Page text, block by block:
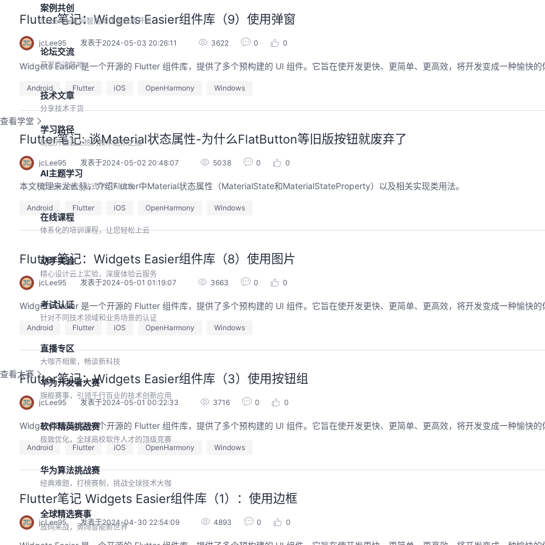
案例共创
CodeArts代码智能体优秀应用开发
论坛交流
开发交流阵地
技术文章
分享技术干货
查看学堂
学习路径
助您开启云上热门技术进阶之旅
AI主题学习
助力开发者一站式学习AI技术
在线课程
体系化的培训课程，让您轻松上云
动手实验
精心设计云上实验，深度体验云服务
考试认证
针对不同技术领域和业务场景的认证
直播专区
大咖齐相聚，畅谈新科技
查看大赛
华为开发者大赛
旗舰赛事，引领千行百业的技术创新应用
软件精英挑战赛
极致优化，全球高校软件人才的顶级竞赛
华为算法挑战赛
经典难题，打榜赛制，挑战全球技术大咖
全球精选赛事
放码来战，勇闯智能新世界
Flutter笔记：Widgets Easier组件库（9）使用弹窗
jcLee95 发表于2024-05-03 20:26:11 3622 0 0
Widgets Easier 是一个开源的 Flutter 组件库，提供了多个预构建的 UI 组件。它旨在使开发更快、更简单、更高效，将开发变成一种愉快的
Android Flutter iOS OpenHarmony Windows
Flutter笔记: 谈Material状态属性-为什么FlatButton等旧版按钮就废弃了
jcLee95 发表于2024-05-02 20:48:07 5038 0 0
本文梳理来龙去脉，介绍Flutter中Material状态属性（MaterialState和MaterialStateProperty）以及相关实现类用法。
Android Flutter iOS OpenHarmony Windows
Flutter笔记：Widgets Easier组件库（8）使用图片
jcLee95 发表于2024-05-01 01:19:07 3663 0 0
Widgets Easier 是一个开源的 Flutter 组件库，提供了多个预构建的 UI 组件。它旨在使开发更快、更简单、更高效，将开发变成一种愉快的
Android Flutter iOS OpenHarmony Windows
Flutter笔记：Widgets Easier组件库（3）使用按钮组
jcLee95 发表于2024-05-01 00:22:33 3716 0 0
Widgets Easier 是一个开源的 Flutter 组件库，提供了多个预构建的 UI 组件。它旨在使开发更快、更简单、更高效，将开发变成一种愉快的
Android Flutter iOS OpenHarmony Windows
Flutter笔记 Widgets Easier组件库（1）：使用边框
jcLee95 发表于2024-04-30 22:54:09 4893 0 0